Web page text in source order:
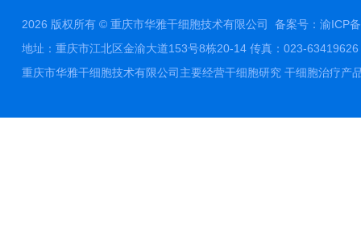
2026 版权所有 © 重庆市华雅干细胞技术有限公司 备案号：渝ICP
地址：重庆市江北区金渝大道153号8栋20-14 传真：023-
重庆市华雅干细胞技术有限公司主要经营干细胞研究 干细胞治疗产